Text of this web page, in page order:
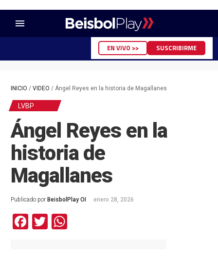
menu
EN VIVO >> SUSCRIBIRME
INICIO / VIDEO / Ángel Reyes en la historia de Magallanes
LVBP
Ángel Reyes en la
historia de
Magallanes
Publicado por BeisbolPlay OI enero 28, 2026
Facebook
TwitterWhatsApp